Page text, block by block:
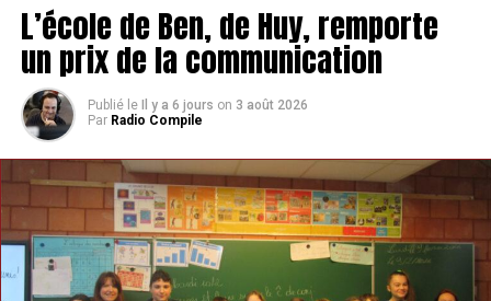
L’école de Ben, de Huy, remporte
un prix de la communication
Publié le Il y a 6 jours on 3 août 2026
Par Radio Compile